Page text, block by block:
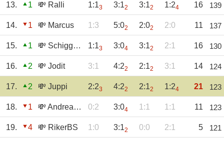
13. 1 💸 Ralli 1:13 3:12 3:12 1:24 16 139
14. 1 💸 Marcus 1:3 5:02 2:02 2:0 11 137
15. 1 💸 Schiggorie 1:13 3:04 3:12 2:1 16 130
16. 2 💸 Jodit 3:1 4:22 2:12 3:1 14 124
17. 2 💸 Juppi 2:23 4:22 2:12 1:24 21 123
18. 1 💸 AndreasKr 0:2 3:04 1:1 1:1 11 123
19. 4 💸 RikerBS 1:0 3:12 0:0 2:1 5 121